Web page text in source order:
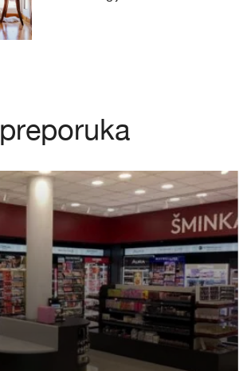
preporuka